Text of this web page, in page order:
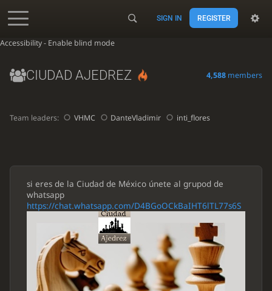
Accessibility - Enable blind mode
SIGN IN REGISTER
CIUDAD AJEDREZ 4,588 members
Team leaders: VHMC DanteVladimir inti_flores
si eres de la Ciudad de México únete al grupod de
whatsapp
https://chat.whatsapp.com/D4BGoOCkBaIHT6lTL77s6S